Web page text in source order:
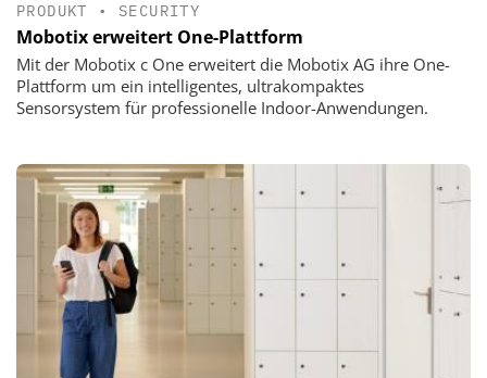
PRODUKT • SECURITY
Mobotix erweitert One-Plattform
Mit der Mobotix c One erweitert die Mobotix AG ihre One-
Plattform um ein intelligentes, ultrakompaktes
Sensorsystem für professionelle Indoor-Anwendungen.